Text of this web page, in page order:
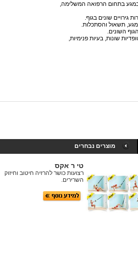
במגע בתחום הרפואה המשלימה
מגע, תשאול והסתכלות
השונים
שונות, בעיות פנימיות
מוצרים נבחרים
טי ר אקס
רצועות כושר להרזיה חיטוב וחיזוק
השרירים.